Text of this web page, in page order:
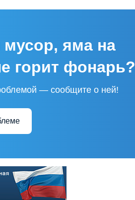
мусор, яма на
горит фонарь?
— сообщите о ней!